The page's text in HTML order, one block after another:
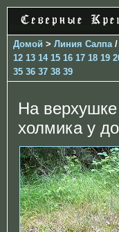
Домой > Линия Салпа /
12 13 14 15 16 17 18 19
35 36 37 38 39
На
холмика у